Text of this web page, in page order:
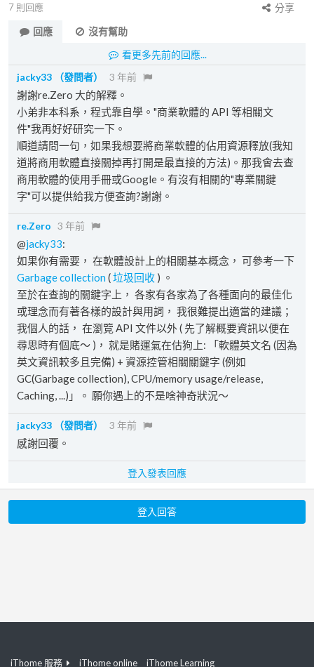
7 則回應
分享
回應
沒有幫助
看更多先前的回應...
jacky33
（發問者） 3 年前
謝謝re.Zero 大的解釋。
小弟非本科系，程式靠自學。"商業軟體的 API 等相關文
件"我再好好研究一下。
順道請問一句，如果我想要將商業軟體的佔用資源釋放(我知
道將商用軟體直接關掉再打開是最直接的方法)。那我會去查
商用軟體的使用手冊或Google。有沒有相關的"專業關鍵
字"可以提供給我方便查詢?謝謝。
re.Zero 3 年前
@jacky33:
如果你有需要， 在軟體設計上的相關基本概念， 可參考一下
Garbage collection (垃圾回收 ) 。
至於在查詢的關鍵字上， 各家有各家為了各種面向的最佳化
或理念而有著各樣的設計與用詞， 我很難提出適當的建議；
我個人的話， 在瀏覽 API 文件以外 ( 先了解概要資訊以便在
尋思時有個底～ )， 就是賭運氣在估狗上: 「軟體英文名 (因為
英文資訊較多且完備) + 資源控管相關關鍵字 (例如
GC(Garbage collection), CPU/memory usage/release,
Caching, ...)」。 願你遇上的不是啥神奇狀況～
jacky33 （發問者） 3 年前
感謝回覆。
登入發表回應
登入回答
iThome 服務 iThome online iThome Learning